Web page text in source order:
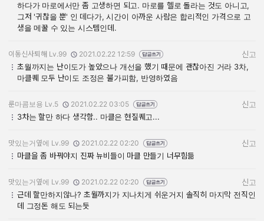
하다가 마로에서만 좀 고생하면 되고. 마로를 헬로 돌라는 것도 아니고,
그저 '귀찮을 뿐' 인 데다가, 시간이 아까운 사람은 합리적인 가격으로 고
생을 메꿀 수 있는 시스템인데.
작성자:
이동신사퇴해 Lv.99
작성일:
2021.02.22 12:59
신고
초월까지는 난이도가 높았으나 개선을 했기 때문에 괜찮아진 거라 3차,
마클퀘 모두 난이도 조정은 불가피함, 반영하였음
작성자:
룬마콤보용 Lv.5
작성일:
2021.02.22 03:05
신고
3차는 할만 하다 생각함.. 마클은 현질퀘고...
작성자:
맛있는거옆에 Lv.99
작성일:
2021.02.22 02:20
신고
마클을 좀 바꿔야지 진짜 뉴비들이 마클 만들기 너무힘듦
작성자:
맛있는거옆에 Lv.99
작성일:
2021.02.22 02:20
신고
근데 할만하지않나? 초월까지가 지나치게 쉬운거지 솔직히 마지막 전직인
데 그정돈 해도 되는듯